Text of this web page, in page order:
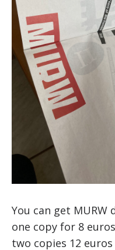
You can get
one copy for 8
two copies 12